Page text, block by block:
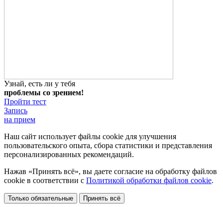
Узнай, есть ли у тебя
проблемы со зрением!
Пройти тест
Запись
на прием
Наш сайт использует файлы cookie для улучшения
пользовательского опыта, сбора статистики и представления
персонализированных рекомендаций.
Нажав «Принять всё», вы даете согласие на обработку файлов
cookie в соответствии с Политикой обработки файлов cookie.
Только обязательные Принять всё